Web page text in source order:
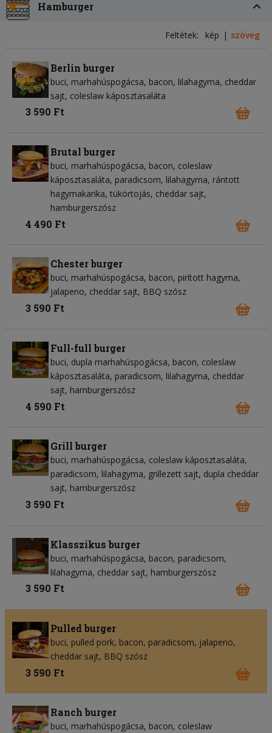
Hamburger
Feltétek: kép szöveg
Berlin burger
buci marhahúspogácsa bacon lilahagyma cheddar
sajt coleslaw káposztasaláta
3 590 Ft
Brutal burger
buci marhahúspogácsa bacon coleslaw
káposztasaláta paradicsom lilahagyma rántott
hagymakarika tükörtojás cheddar sajt
hamburgerszósz
4 490 Ft
Chester burger
buci marhahúspogácsa bacon pirított hagyma
jalapeno cheddar sajt BBQ szósz
3 590 Ft
Full-full burger
buci dupla marhahúspogácsa bacon coleslaw
káposztasaláta paradicsom lilahagyma cheddar
sajt hamburgerszósz
4 590 Ft
Grill burger
buci marhahúspogácsa coleslaw káposztasaláta
paradicsom lilahagyma grillezett sajt dupla cheddar
sajt hamburgerszósz
3 590 Ft
Klasszikus burger
buci marhahúspogácsa bacon paradicsom
lilahagyma cheddar sajt hamburgerszósz
3 590 Ft
Pulled burger
buci pulled pork bacon paradicsom jalapeno
cheddar sajt BBQ szósz
3 590 Ft
Ranch burger
buci marhahúspogácsa bacon coleslaw